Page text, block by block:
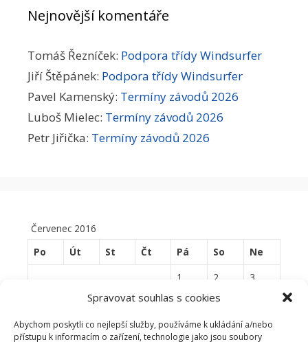
Spravovat souhlas s cookies
Abychom poskytli co nejlepší služby, používáme k ukládání a/nebo
přístupu k informacím o zařízení, technologie jako jsou soubory
Nejnovější komentáře
Tomáš Řezníček: Podpora třídy Windsurfer
Jiří Štěpánek: Podpora třídy Windsurfer
Pavel Kamenský: Termíny závodů 2026
Luboš Mielec: Termíny závodů 2026
Petr Jiřička: Termíny závodů 2026
Červenec 2016
Po
Út St Čt Pá So
Ne
1
2
3
6 7 8 9
11
12 13 14 15 16 17